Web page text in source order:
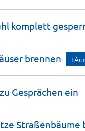
komplett
brennen
Gesprächen ein
Straßenbäume